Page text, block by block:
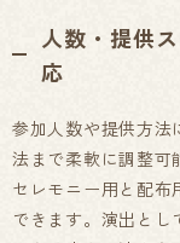
人数・提供
応
参加人数や提供方法
法まで柔軟に調整可
セレモニー用と配
できます。演出と